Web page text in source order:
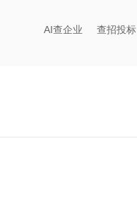
AI查企业 查招投标